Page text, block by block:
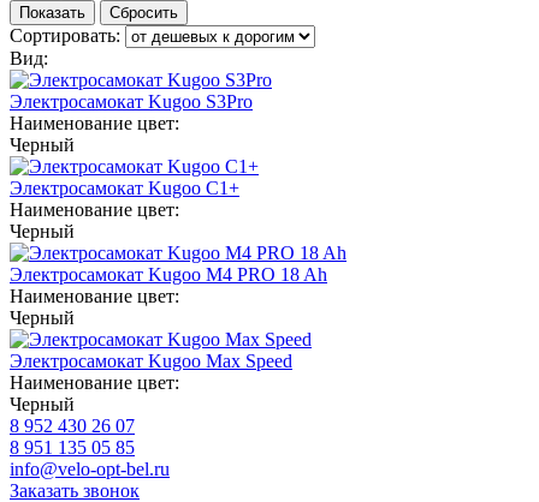
Сортировать:
Вид:
Электросамокат Kugoo S3Pro
Наименование цвет:
Черный
Электросамокат Kugoo C1+
Наименование цвет:
Черный
Электросамокат Kugoo M4 PRO 18 Ah
Наименование цвет:
Черный
Электросамокат Kugoo Max Speed
Наименование цвет:
Черный
8 952 430 26 07
8 951 135 05 85
info@velo-opt-bel.ru
Заказать звонок